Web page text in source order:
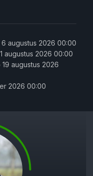
augustus 2026 00:00
augustus 2026 00:00
19 augustus 2026
2026 00:00